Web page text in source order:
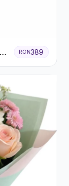
RON389